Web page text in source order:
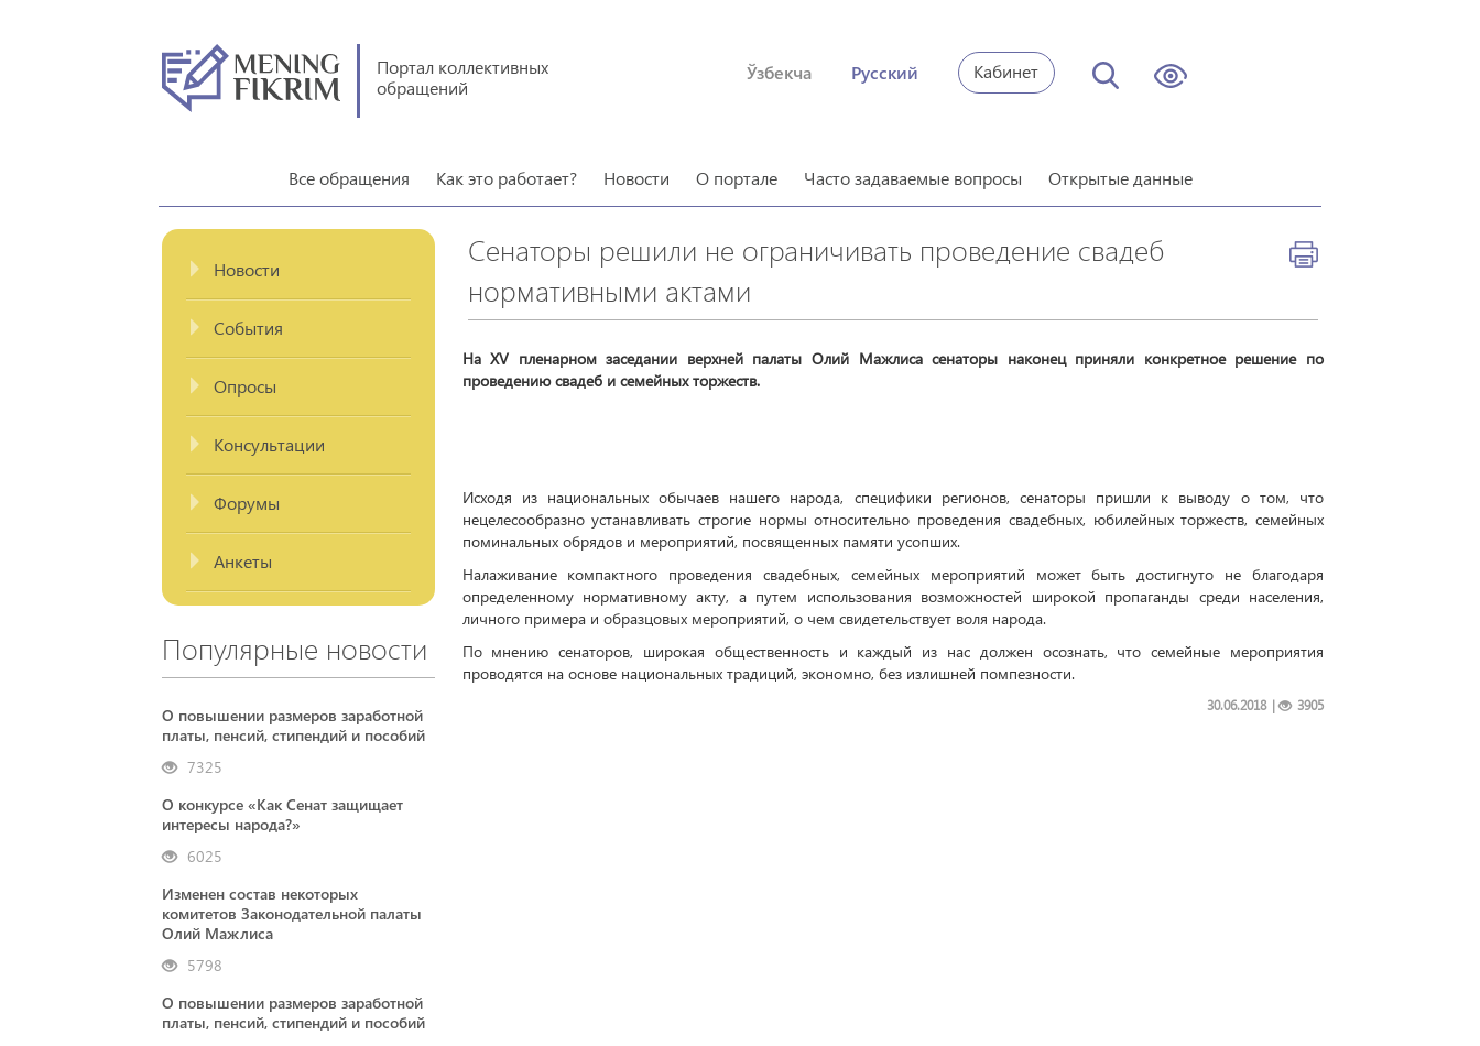
Портал коллективных
обращений
Ўзбекча Русский Кабинет
Все обращения Как это работает? Новости О портале Часто задаваемые вопросы Открытые данные
Новости
События
Опросы
Консультации
Форумы
Анкеты
Популярные новости
О повышении размеров заработной
платы, пенсий, стипендий и пособий
7325
О конкурсе «Как Сенат защищает
интересы народа?»
6025
Изменен состав некоторых
комитетов Законодательной палаты
Олий Мажлиса
5798
О повышении размеров заработной
платы, пенсий, стипендий и пособий
Сенаторы решили не ограничивать проведение свадеб
нормативными актами
На XV пленарном заседании верхней палаты Олий Мажлиса сенаторы наконец приняли конкретное решение по
проведению свадеб и семейных торжеств.
Исходя из национальных обычаев нашего народа, специфики регионов, сенаторы пришли к выводу о том, что
нецелесообразно устанавливать строгие нормы относительно проведения свадебных, юбилейных торжеств, семейных
поминальных обрядов и мероприятий, посвященных памяти усопших.
Налаживание компактного проведения свадебных, семейных мероприятий может быть достигнуто не благодаря
определенному нормативному акту, а путем использования возможностей широкой пропаганды среди населения,
личного примера и образцовых мероприятий, о чем свидетельствует воля народа.
По мнению сенаторов, широкая общественность и каждый из нас должен осознать, что семейные мероприятия
проводятся на основе национальных традиций, экономно, без излишней помпезности.
| 3905
30.06.2018